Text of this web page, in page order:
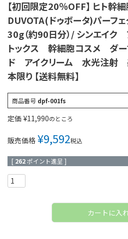
【初回限定20％OFF】 ヒト幹
DUVOTA(ドゥボータ)パーフェ
30g（約90日分）/ シンエイ
トックス 幹細胞コスメ ダ
ド アイクリーム 水光注
本限り 【送料無料】
商品番号 dpf-001fs
定価 ¥11,990のところ
販売価格 ¥9,592税込
[ 262ポイント進呈 ]
カートに入